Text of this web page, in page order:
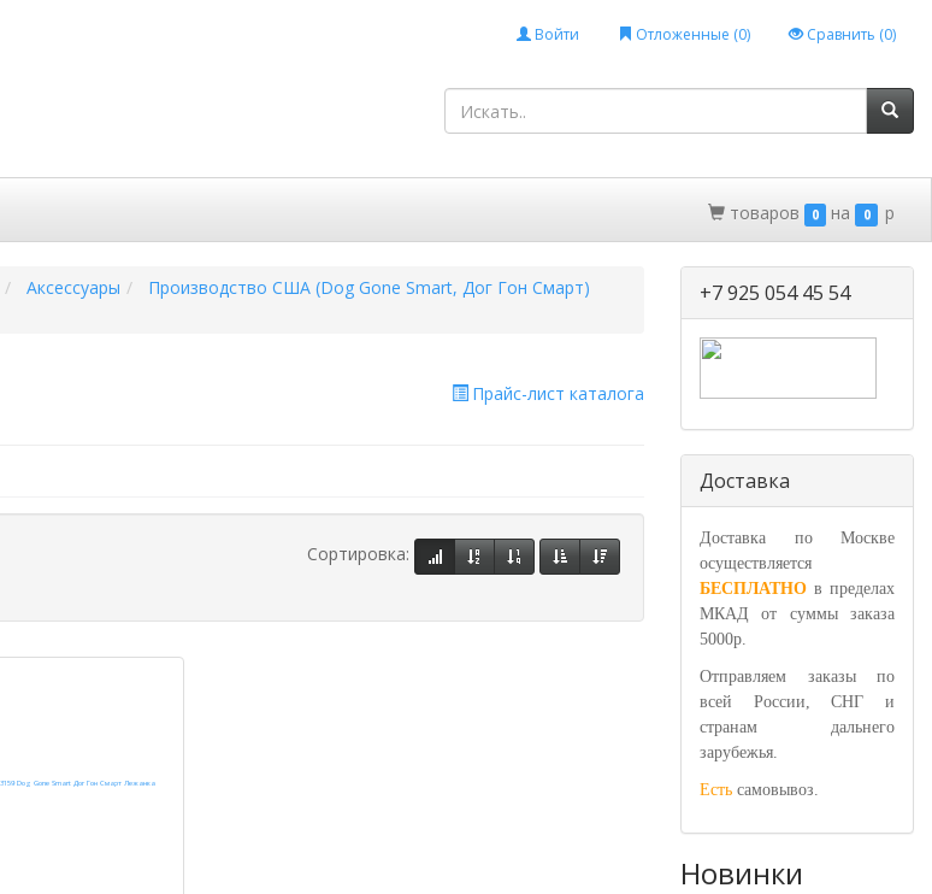
Войти Отложенные (0) Сравнить (0)
товаров 0 на 0 p
Аксессуары
Производство США (Dog Gone Smart, Дог Гон Смарт)
Прайс-лист каталога
Сортировка:
+7 925 054 45 54
Доставка
Доставка по Москве
осуществляется
БЕСПЛАТНО в пределах
МКАД от суммы заказа
5000р.
Отправляем заказы по
всей России, СНГ и
странам дальнего
зарубежья.
Есть самовывоз.
Новинки